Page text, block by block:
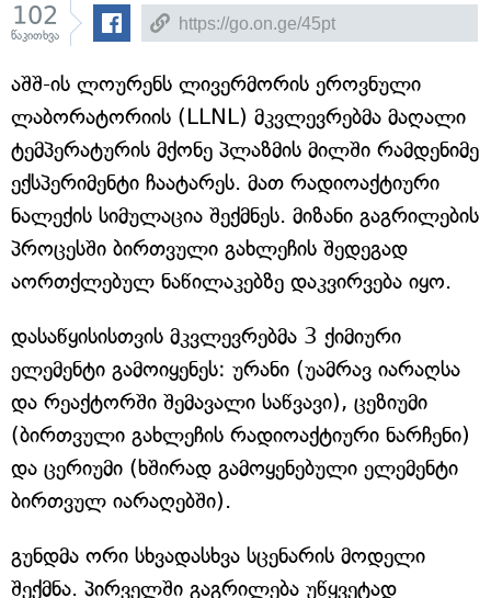
102
წაკითხვა
აშშ-ის ლოურენს ლივერმორის ეროვნული
ლაბორატორიის (LLNL) მკვლევრებმა მაღალი
ტემპერატურის მქონე პლაზმის მილში რამდენიმე
ექსპერიმენტი ჩაატარეს. მათ რადიოაქტიური
ნალექის სიმულაცია შექმნეს. მიზანი გაგრილების
პროცესში ბირთვული გახლეჩის შედეგად
აორთქლებულ ნაწილაკებზე დაკვირვება იყო.
დასაწყისისთვის მკვლევრებმა 3 ქიმიური
ელემენტი გამოიყენეს: ურანი (უამრავ იარაღსა
და რეაქტორში შემავალი საწვავი), ცეზიუმი
(ბირთვული გახლეჩის რადიოაქტიური ნარჩენი)
და ცერიუმი (ხშირად გამოყენებული ელემენტი
ბირთვულ იარაღებში).
გუნდმა ორი სხვადასხვა სცენარის მოდელი
შექმნა. პირველში გაგრილება უწყვეტად